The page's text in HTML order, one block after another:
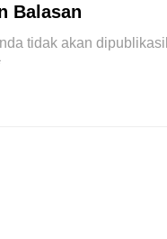
Balasan
tidak akan